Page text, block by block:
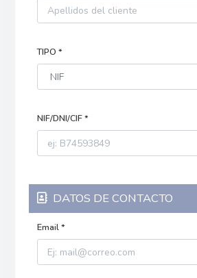
TIPO *
NIF/DNI/CIF *
DATOS DE CONTACTO
Email *